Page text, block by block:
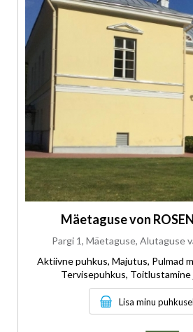
Mäetaguse von
Pargi 1, Mäetaguse, Alutaguse
Aktiivne puhkus, Majutus, Pulmad
Tervisepuhkus, Toitlustamine
Lisa minu